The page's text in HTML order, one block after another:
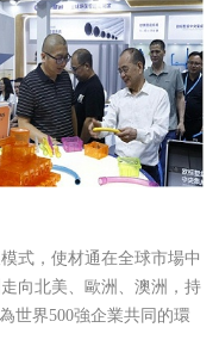
式，使材通在全球市場中
向北美、歐洲、澳洲，持
世界500強企業共同的環